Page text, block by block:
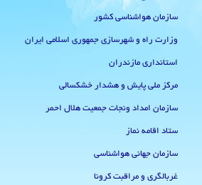
سازمان هواشناسی کشور
وزارت راه و شهرسازی جمهوری اسلامی ایران
استانداری مازندران
مرکز ملی پایش و هشدار خشکسالی
سازمان امداد ونجات جمعیت هلال احمر
ستاد اقامه نماز
سازمان جهانی هواشناسی
غربالگری و مراقبت کرونا